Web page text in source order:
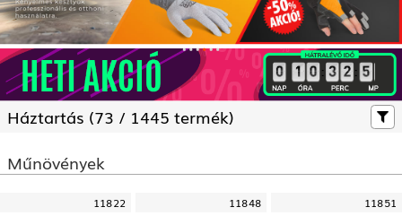
: :
Háztartás (73 / 1445 termék)
Műnövények
11822 11848 11851